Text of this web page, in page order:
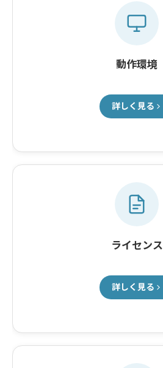
動作環境
詳しく見る
ライセンス
詳しく見る